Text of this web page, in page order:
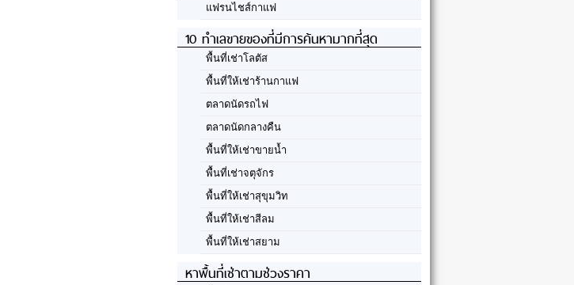
แฟรนไชส์กาแฟ
10 ทำเลขายของที่มีการค้นหามากที่สุด
พื้นที่เช่าโลตัส
พื้นที่ให้เช่าร้านกาแฟ
ตลาดนัดรถไฟ
ตลาดนัดกลางคืน
พื้นที่ให้เช่าขายน้ำ
พื้นที่เช่าจตุจักร
พื้นที่ให้เช่าสุขุมวิท
พื้นที่ให้เช่าสีลม
พื้นที่ให้เช่าสยาม
หาพื้นที่เช่าตามช่วงราคา